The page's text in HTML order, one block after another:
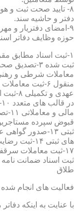
۸- تایید صحت ثبت و
دفتر و حاشیه سند.
۹-امضای دفتریار و مهر دفترخانه ذیل ثبت دفتر و در حاشیه سند.
حوزه وظایف دفاتر
طلاق
فعالیت های انجام شده
با عنایت به اینکه